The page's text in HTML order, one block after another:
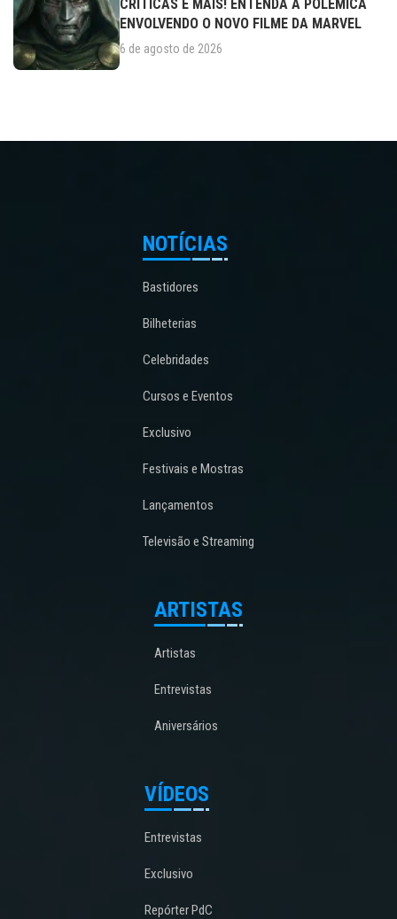
CRÍTICAS E MAIS! ENTENDA A POLÊMICA
ENVOLVENDO O NOVO FILME DA MARVEL
6 de agosto de 2026
NOTÍCIAS
Bastidores
Bilheterias
Celebridades
Cursos e Eventos
Exclusivo
Festivais e Mostras
Lançamentos
Televisão e Streaming
ARTISTAS
Artistas
Entrevistas
Aniversários
VÍDEOS
Entrevistas
Exclusivo
Repórter PdC